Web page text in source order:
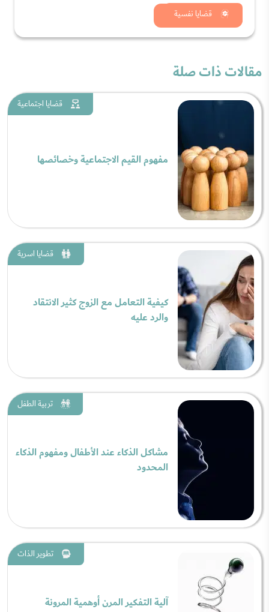
قضايا نفسية
شاهد الان
مقالات ذات صلة
قضايا اجتماعية
مفهوم القيم الاجتماعية وخصائصها
قضايا اسرية
كيفية التعامل مع الزوج كثير الانتقاد
والرد عليه
تربية الطفل
مشاكل الذكاء عند الأطفال ومفهوم الذكاء
المحدود
تطوير الذات
آلية التفكير المرن أوهمية المرونة